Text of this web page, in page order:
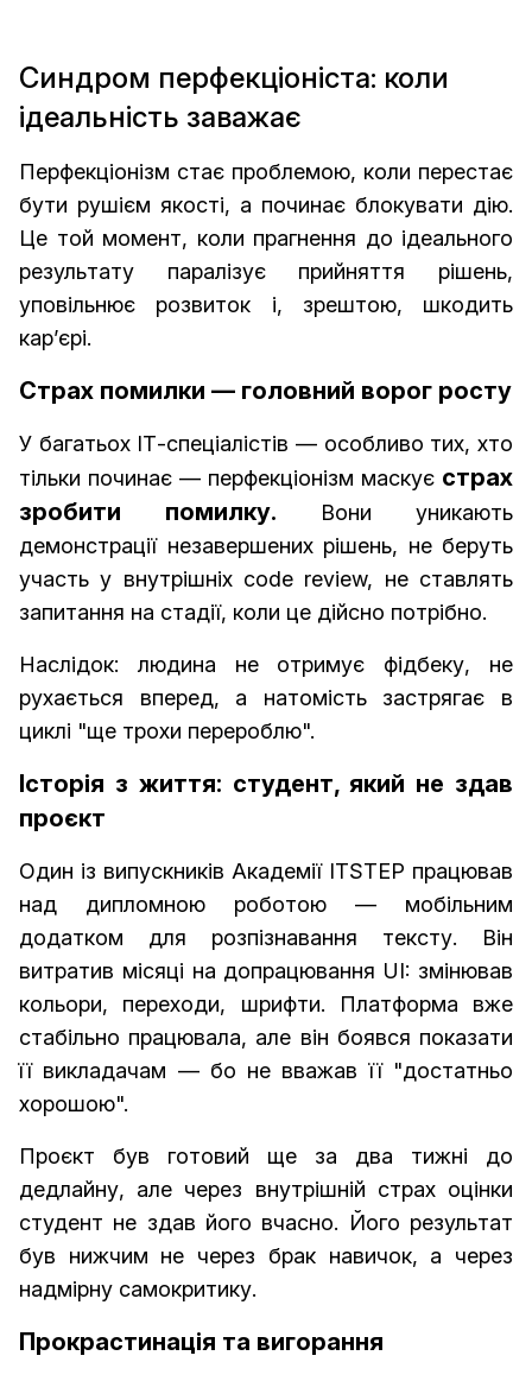
Синдром перфекціоніста: коли
ідеальність заважає
Перфекціонізм стає проблемою, коли перестає
бути рушієм якості, а починає блокувати дію.
Це той момент, коли прагнення до ідеального
результату паралізує прийняття рішень,
уповільнює розвиток і, зрештою, шкодить
кар’єрі.
Страх помилки — головний ворог росту
У багатьох ІТ-спеціалістів — особливо тих, хто
тільки починає — перфекціонізм маскує страх
зробити помилку. Вони уникають
демонстрації незавершених рішень, не беруть
участь у внутрішніх code review, не ставлять
запитання на стадії, коли це дійсно потрібно.
Наслідок: людина не отримує фідбеку, не
рухається вперед, а натомість застрягає в
циклі "ще трохи перероблю".
Історія з життя: студент, який не здав
проєкт
Один із випускників Академії ITSTEP працював
над дипломною роботою — мобільним
додатком для розпізнавання тексту. Він
витратив місяці на допрацювання UI: змінював
кольори, переходи, шрифти. Платформа вже
стабільно працювала, але він боявся показати
її викладачам — бо не вважав її "достатньо
хорошою".
Проєкт був готовий ще за два тижні до
дедлайну, але через внутрішній страх оцінки
студент не здав його вчасно. Його результат
був нижчим не через брак навичок, а через
надмірну самокритику.
Прокрастинація та вигорання